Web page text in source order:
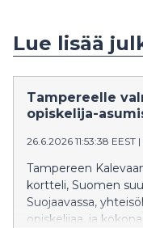
Lue lisää
Tampereelle
opiskelija-
26.6.2026 11:53:38 EEST |
Tampereen
kortteli, Suomen
Suojaavassa,
opiskelijaa, ja